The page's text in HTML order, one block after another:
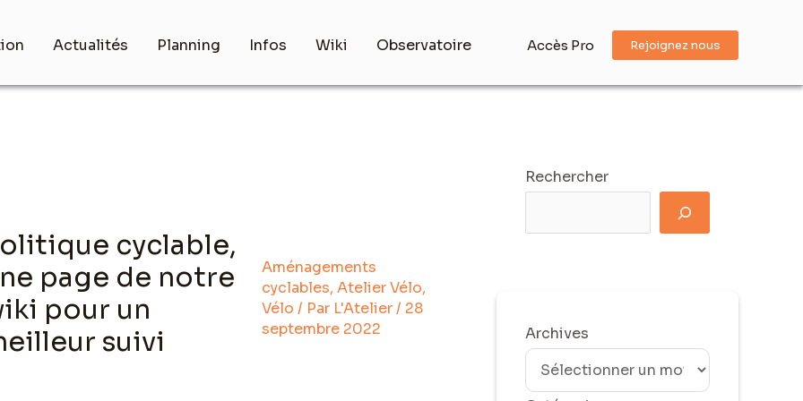
Actualités Planning Infos Wiki Observatoire Accès Pro Rejoignez nous
cyclable,
page de notre
pour un
suivi
Aménagements
cyclables, Atelier Vélo,
Vélo / Par L'Atelier/ 28
septembre 2022
Rechercher
Archives